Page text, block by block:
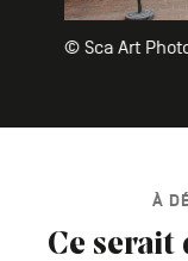
© Sca Art
À
Ce serait